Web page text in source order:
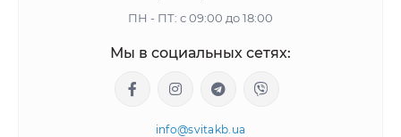
ПН - ПТ: с 09:00 до 18:00
Мы в социальных сетях:
info@svitakb.ua